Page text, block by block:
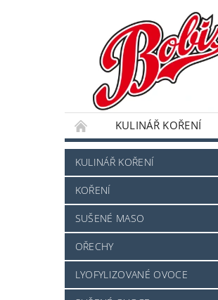
KULINÁŘ KOŘENÍ
DRAŽOVANÉ OVOCE A
KULINÁŘ KOŘENÍ
KOŘENÍ
SUŠENÉ MASO
OŘECHY
LYOFYLIZOVANÉ OVOCE